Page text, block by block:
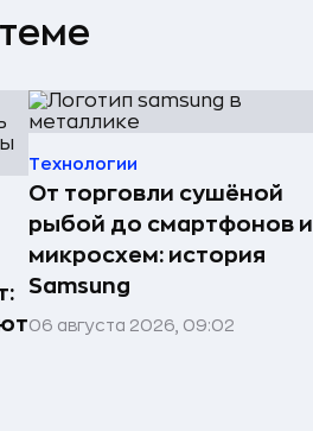
Технологии
От торговли сушёной
рыбой до смартфонов и
микросхем: история
Samsung
06 августа 2026, 09:02